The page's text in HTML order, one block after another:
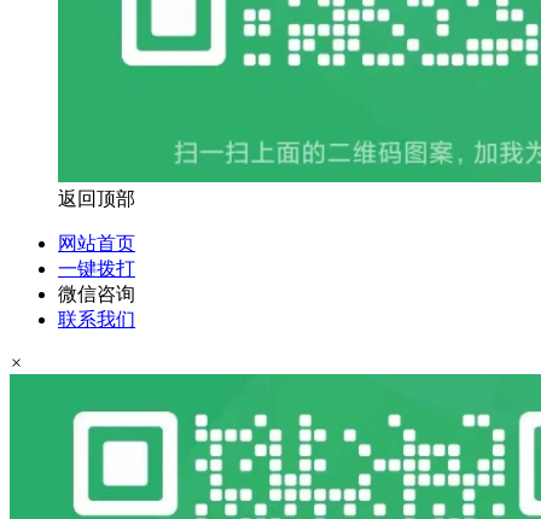
返回顶部
网站首页
一键拨打
微信咨询
联系我们
×